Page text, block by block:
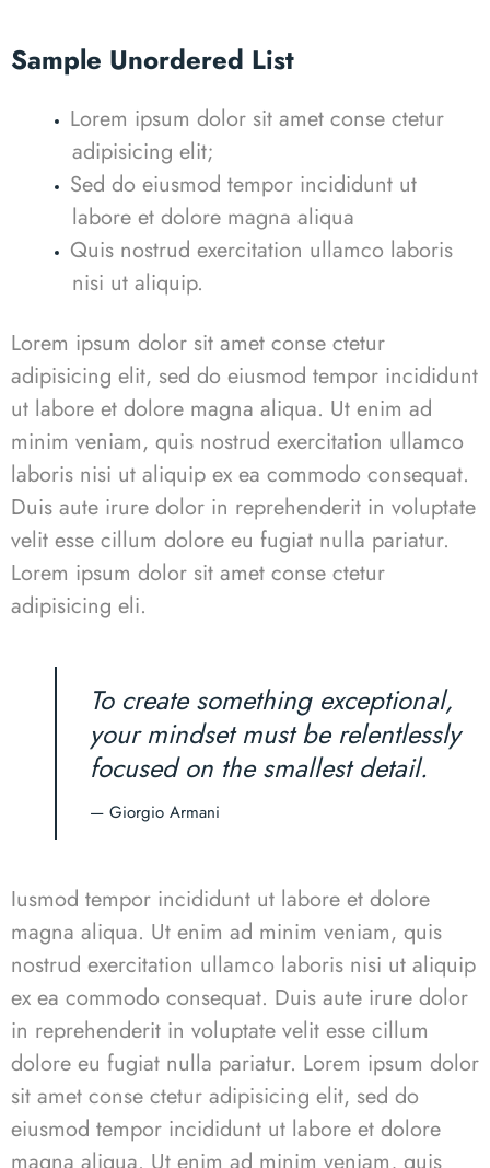
Sample Unordered List
Lorem ipsum dolor sit amet conse ctetur
adipisicing elit;
Sed do eiusmod tempor incididunt ut
labore et dolore magna aliqua
Quis nostrud exercitation ullamco laboris
nisi ut aliquip.
Lorem ipsum dolor sit amet conse ctetur
adipisicing elit, sed do eiusmod tempor incididunt
ut labore et dolore magna aliqua. Ut enim ad
minim veniam, quis nostrud exercitation ullamco
laboris nisi ut aliquip ex ea commodo consequat.
Duis aute irure dolor in reprehenderit in voluptate
velit esse cillum dolore eu fugiat nulla pariatur.
Lorem ipsum dolor sit amet conse ctetur
adipisicing eli.
To create something exceptional,
your mindset must be relentlessly
focused on the smallest detail.
— Giorgio Armani
Iusmod tempor incididunt ut labore et dolore
magna aliqua. Ut enim ad minim veniam, quis
nostrud exercitation ullamco laboris nisi ut aliquip
ex ea commodo consequat. Duis aute irure dolor
in reprehenderit in voluptate velit esse cillum
dolore eu fugiat nulla pariatur. Lorem ipsum dolor
sit amet conse ctetur adipisicing elit, sed do
eiusmod tempor incididunt ut labore et dolore